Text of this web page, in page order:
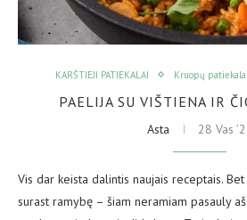
KARŠTIEJI PATIEKALAI Kruopų patiekalai
PAELIJA SU VIŠTIENA IR
Asta 28 Vas
Vis dar keista dalintis naujais receptais.
surast ramybę – šiam neramiam pasauly